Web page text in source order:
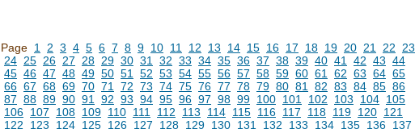
Page 1 2 3 4 5 6 7 8 9 10 11 12 13 14 15 16 17 18 19 20 21 22
23
24 25 26 27 28 29 30 31 32 33 34 35 36 37 38 39 40 41 42 43 44
45 46 47 48 49 50 51 52 53 54 55 56 57 58 59 60 61 62 63 64 65
66 67 68 69 70 71 72 73 74 75 76 77 78 79 80 81 82 83 84 85 86
87 88 89 90 91 92 93 94 95 96 97 98 99 100 101 102 103 104 105
106 107 108 109 110 111 112 113 114 115 116 117 118 119 120 121
122
123 124 125 126 127 128 129 130 131 132 133 134 135 136 137